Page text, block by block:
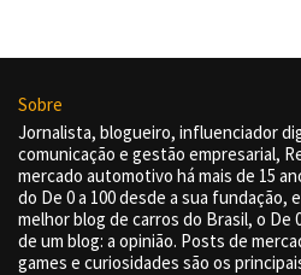
Sobre
Jornalista, blogueiro, influenciador
comunicação e gestão empresarial,
mercado automotivo há mais de 15
do De 0 a 100 desde a sua fundação,
melhor blog de carros do Brasil, o De
de um blog: a opinião. Posts de
games e curiosidades são os